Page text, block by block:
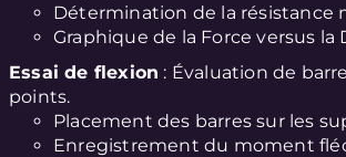
Détermination de la résistance
Graphique de la Force versus la
Essai de flexion : Évaluation de
points.
Placement des barres sur les
Enregistrement du moment